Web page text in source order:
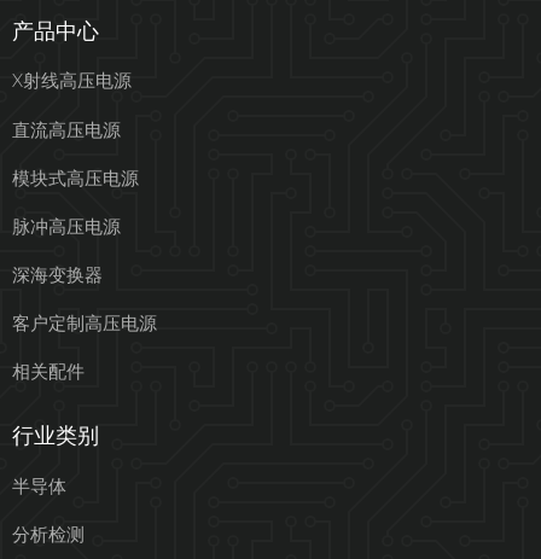
产品中心
X射线高压电源
直流高压电源
模块式高压电源
脉冲高压电源
深海变换器
客户定制高压电源
相关配件
行业类别
半导体
分析检测